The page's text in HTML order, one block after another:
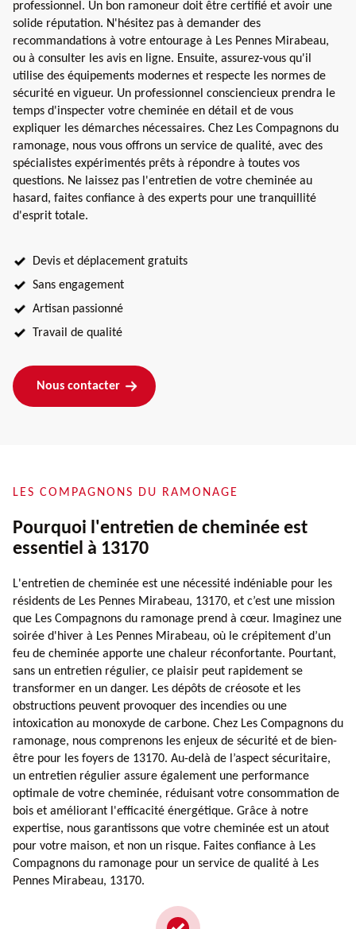
professionnel. Un bon ramoneur doit être certifié et avoir une
solide réputation. N'hésitez pas à demander des
recommandations à votre entourage à Les Pennes Mirabeau,
ou à consulter les avis en ligne. Ensuite, assurez-vous qu'il
utilise des équipements modernes et respecte les normes de
sécurité en vigueur. Un professionnel consciencieux prendra le
temps d'inspecter votre cheminée en détail et de vous
expliquer les démarches nécessaires. Chez Les Compagnons du
ramonage, nous vous offrons un service de qualité, avec des
spécialistes expérimentés prêts à répondre à toutes vos
questions. Ne laissez pas l'entretien de votre cheminée au
hasard, faites confiance à des experts pour une tranquillité
d'esprit totale.
Devis et déplacement gratuits
Sans engagement
Artisan passionné
Travail de qualité
Nous contacter
LES COMPAGNONS DU RAMONAGE
Pourquoi l'entretien de cheminée est
essentiel à 13170
L'entretien de cheminée est une nécessité indéniable pour les
résidents de Les Pennes Mirabeau, 13170, et c’est une mission
que Les Compagnons du ramonage prend à cœur. Imaginez une
soirée d'hiver à Les Pennes Mirabeau, où le crépitement d’un
feu de cheminée apporte une chaleur réconfortante. Pourtant,
sans un entretien régulier, ce plaisir peut rapidement se
transformer en un danger. Les dépôts de créosote et les
obstructions peuvent provoquer des incendies ou une
intoxication au monoxyde de carbone. Chez Les Compagnons du
ramonage, nous comprenons les enjeux de sécurité et de bien-
être pour les foyers de 13170. Au-delà de l’aspect sécuritaire,
un entretien régulier assure également une performance
optimale de votre cheminée, réduisant votre consommation de
bois et améliorant l'efficacité énergétique. Grâce à notre
expertise, nous garantissons que votre cheminée est un atout
pour votre maison, et non un risque. Faites confiance à Les
Compagnons du ramonage pour un service de qualité à Les
Pennes Mirabeau, 13170.